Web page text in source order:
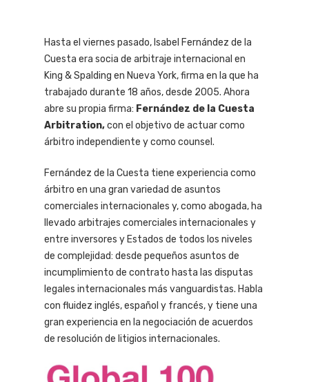
Hasta el viernes pasado, Isabel Fernández de la
Cuesta era socia de arbitraje internacional en
King & Spalding en Nueva York, firma en la que ha
trabajado durante 18 años, desde 2005. Ahora
abre su propia firma: Fernández de la Cuesta
Arbitration,con el objetivo de actuar como
árbitro independiente y como counsel.
Fernández de la Cuesta tiene experiencia como
árbitro en una gran variedad de asuntos
comerciales internacionales y, como abogada, ha
llevado arbitrajes comerciales internacionales y
entre inversores y Estados de todos los niveles
de complejidad: desde pequeños asuntos de
incumplimiento de contrato hasta las disputas
legales internacionales más vanguardistas. Habla
con fluidez inglés, español y francés, y tiene una
gran experiencia en la negociación de acuerdos
de resolución de litigios internacionales.